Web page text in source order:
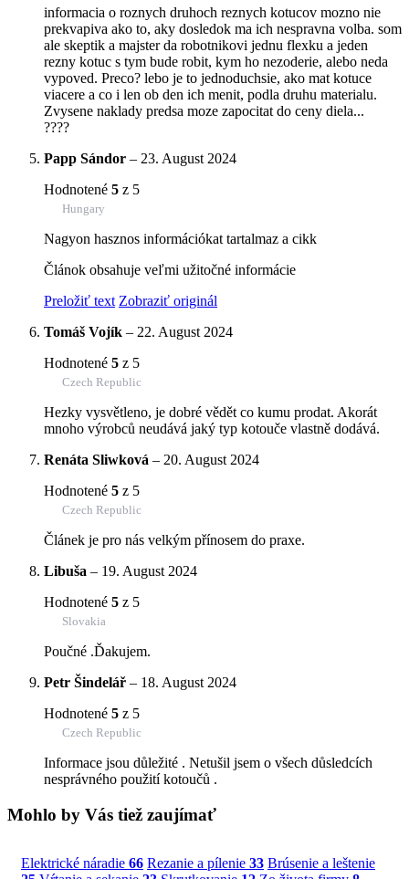
informacia o roznych druhoch reznych kotucov mozno nie
prekvapiva ako to, aky dosledok ma ich nespravna volba. som
ale skeptik a majster da robotnikovi jednu flexku a jeden
rezny kotuc s tym bude robit, kym ho nezoderie, alebo neda
vypoved. Preco? lebo je to jednoduchsie, ako mat kotuce
viacere a co i len ob den ich menit, podla druhu materialu.
Zvysene naklady predsa moze zapocitat do ceny diela...
????
Papp Sándor – 23. August 2024
Hodnotené 5 z 5
Hungary
Nagyon hasznos információkat tartalmaz a cikk
Článok obsahuje veľmi užitočné informácie
Preložiť text Zobraziť originál
Tomáš Vojík – 22. August 2024
Hodnotené 5 z 5
Czech Republic
Hezky vysvětleno, je dobré vědět co kumu prodat. Akorát
mnoho výrobců neudává jaký typ kotouče vlastně dodává.
Renáta Sliwková – 20. August 2024
Hodnotené 5 z 5
Czech Republic
Článek je pro nás velkým přínosem do praxe.
Libuša – 19. August 2024
Hodnotené 5 z 5
Slovakia
Poučné .Ďakujem.
Petr Šindelář – 18. August 2024
Hodnotené 5 z 5
Czech Republic
Informace jsou důležité . Netušil jsem o všech důsledcích
nesprávného použití kotoučů .
Mohlo by Vás tiež zaujímať
Elektrické náradie 66 Rezanie a pílenie 33 Brúsenie a leštenie